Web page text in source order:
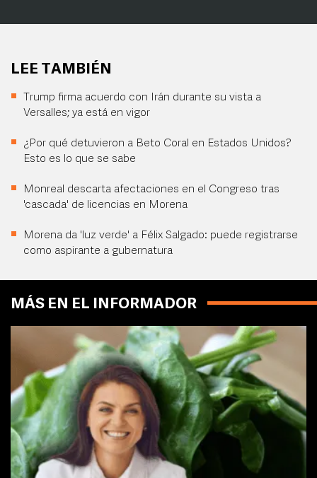
LEE TAMBIÉN
Trump firma acuerdo con Irán durante su vista a
Versalles; ya está en vigor
¿Por qué detuvieron a Beto Coral en Estados Unidos?
Esto es lo que se sabe
Monreal descarta afectaciones en el Congreso tras
'cascada' de licencias en Morena
Morena da 'luz verde' a Félix Salgado: puede registrarse
como aspirante a gubernatura
MÁS EN EL INFORMADOR